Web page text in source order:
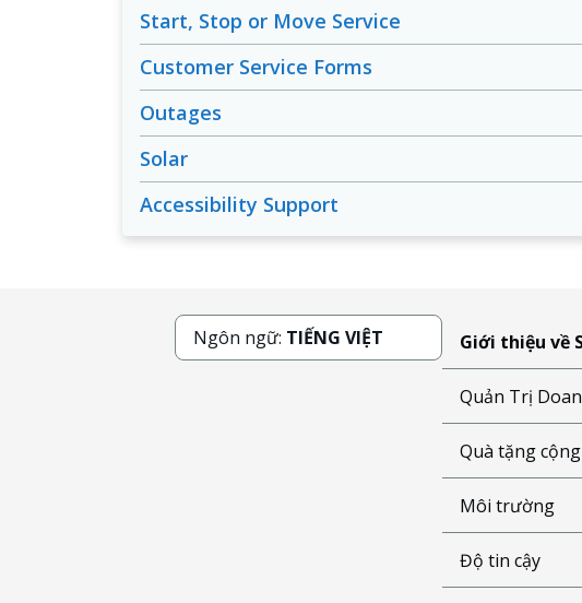
Start, Stop or Move Service
Customer Service Forms
Outages
Solar
Accessibility Support
Ngôn ngữ: TIẾNG VIỆT Giới thiệu về
Quản Trị
Quà tặng
Môi trường
Độ tin cậy